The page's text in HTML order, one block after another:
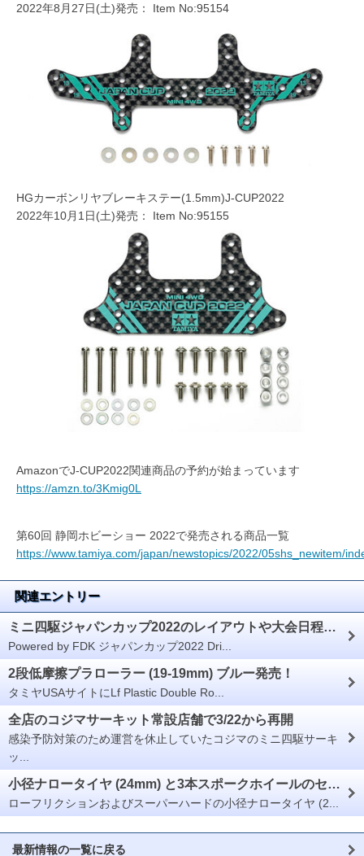
2022年8月27日(土)発売： Item No:95154
HGカーボンリヤブレーキステー(1.5mm)J-CUP2022
2022年10月1日(土)発売： Item No:95155
AmazonでJ-CUP2022関連商品の予約が始まっています
https://amzn.to/3Kmig0L
第60回 静岡ホビーショー 2022で発売される商品一覧
https://www.tamiya.com/japan/newstopics/2022/05shs_newitem/
関連エントリー
ミニ四駆ジャパンカップ2022のレイアウトや大会日程が発表
Powered by FDK ジャパンカップ2022 Dri...
2段低摩擦プラローラー (19-19mm) ブルー発売！
タミヤUSAサイトにLf Plastic Double Ro...
全店のコジマサーキット常設店舗で3/22から再開
感染予防対策のため運営を休止していたコジマのミニ四駆サーキ
ッ...
小径ナロータイヤ (24mm) と3本スポークホイールのセットが限定商品として発売
ローフリクションおよびスーパーハードの小径ナロータイヤ (2...
最新情報の一覧に戻る